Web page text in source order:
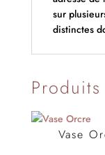
sur
distinctes
Vase